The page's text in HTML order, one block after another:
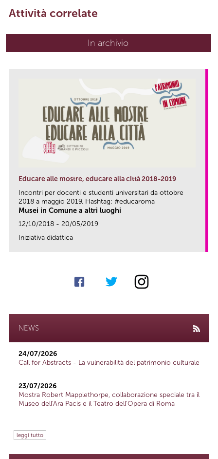
Attività correlate
In archivio
Educare alle mostre, educare alla città 2018-2019
Incontri per docenti e studenti universitari da ottobre
2018 a maggio 2019. Hashtag: #educaroma
Musei in Comune a altri luoghi
12/10/2018 - 20/05/2019
Iniziativa didattica
NEWS
24/07/2026
Call for Abstracts - La vulnerabilità del patrimonio culturale
23/07/2026
Mostra Robert Mapplethorpe, collaborazione speciale tra il
Museo dell'Ara Pacis e il Teatro dell'Opera di Roma
leggi tutto